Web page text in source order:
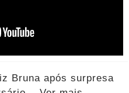
Bruna após surpresa